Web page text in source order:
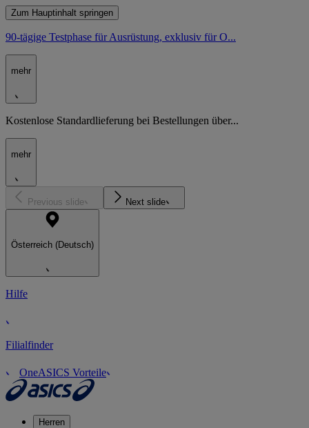
Zum Hauptinhalt springen
90-tägige Testphase für Ausrüstung, exklusiv für O...
mehr
Kostenlose Standardlieferung bei Bestellungen über...
mehr
Previous slide Next slide
Österreich (Deutsch)
Hilfe
Filialfinder
OneASICS Vorteile
Herren